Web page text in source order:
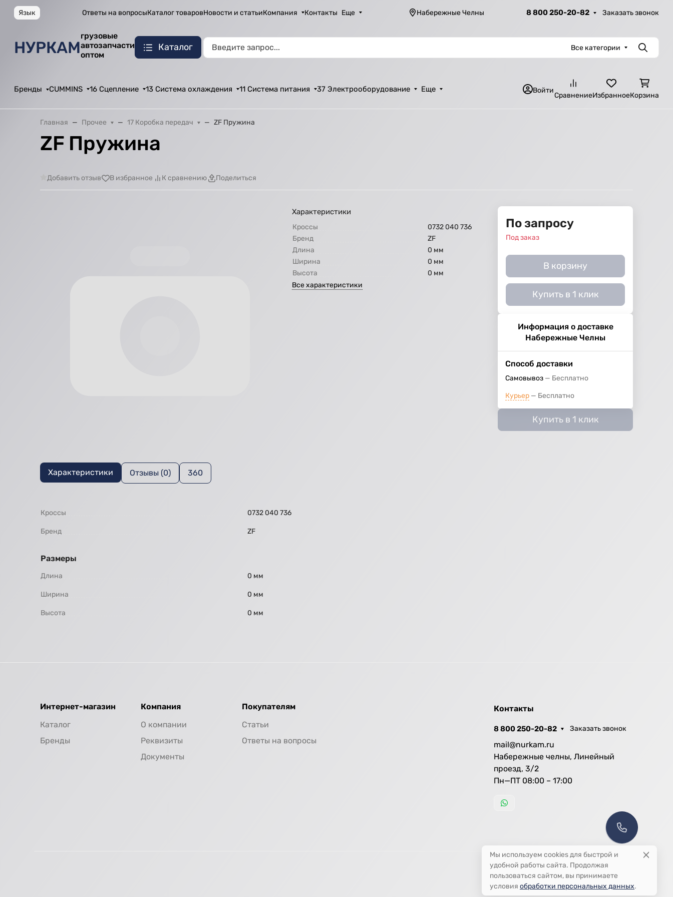
Язык Ответы на вопросыКаталог товаровНовости и статьиКомпания Контакты Еще Набережные Челны 8 800 250-20-82 Заказать звонок
НУРКАМ
грузовые
автозапчасти
оптом
Каталог Все категории Поиск
Бренды CUMMINS 16 Сцепление 13 Система охлаждения 11 Система питания 37 Электрооборудование Еще Войти
СравнениеИзбранноеКорзина
Главная Прочее 17 Коробка передач ZF Пружина
ZF Пружина
Добавить отзыв В избранное К сравнению Поделиться
Характеристики
Кроссы
0732 040 736
Бренд
ZF
Длина
0 мм
Ширина
0 мм
Высота
0 мм
Все характеристики
По запросу
Под заказ
В корзину
Купить в 1 клик
Информация о доставке
Набережные Челны
Способ доставки
Самовывоз Бесплатно
Курьер Бесплатно
Купить в 1 клик
Характеристики Отзывы (0) 360
Кроссы 0732 040 736
Бренд ZF
Размеры
Длина 0 мм
Ширина 0 мм
Высота 0 мм
Интернет-магазин
Каталог
Бренды
Компания
О компании
Реквизиты
Документы
Покупателям
Статьи
Ответы на вопросы
Контакты
8 800 250-20-82 Заказать звонок
mail@nurkam.ru
Набережные челны, Линейный
проезд, 3/2
Пн—ПТ 08:00 – 17:00
Мы используем cookies для быстрой и
удобной работы сайта. Продолжая
пользоваться сайтом, вы принимаете
условия обработки персональных данных.